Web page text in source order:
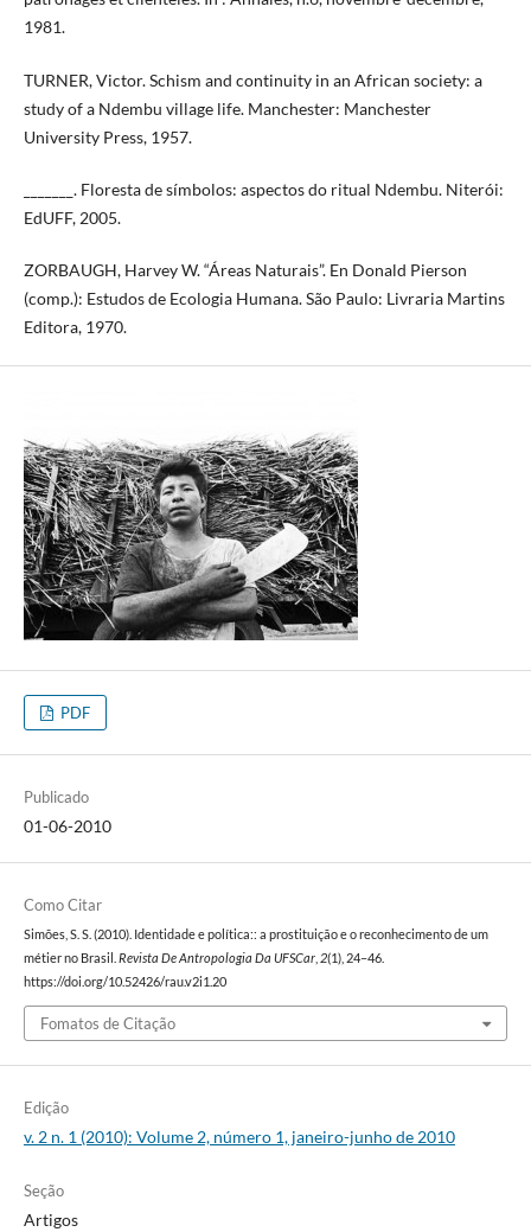
1981.
TURNER, Victor. Schism and continuity in an African society: a
study of a Ndembu village life. Manchester: Manchester
University Press, 1957.
_______. Floresta de símbolos: aspectos do ritual Ndembu. Niterói:
EdUFF, 2005.
ZORBAUGH, Harvey W. “Áreas Naturais”. En Donald Pierson
(comp.): Estudos de Ecologia Humana. São Paulo: Livraria Martins
Editora, 1970.
PDF
Publicado
01-06-2010
Como Citar
Simões, S. S. (2010). Identidade e política:: a prostituição e o reconhecimento de um
métier no Brasil. Revista De Antropologia Da UFSCar, 2(1), 24–46.
https://doi.org/10.52426/rau.v2i1.20
Fomatos de Citação
Edição
v. 2 n. 1 (2010): Volume 2, número 1, janeiro-junho de 2010
Seção
Artigos